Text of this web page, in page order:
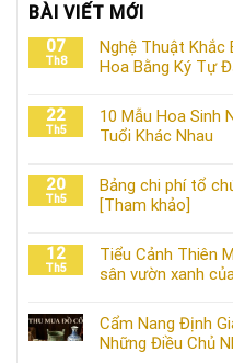
BÀI VIẾT MỚI
07
Th8
Nghệ Thuật Khắc
Hoa Bằng Ký Tự
22
Th5
10 Mẫu Hoa Sinh
Tuổi Khác Nhau
20
Th5
Bảng chi phí tổ
[Tham khảo]
12
Th5
Tiểu Cảnh Thiên
sân vườn xanh
Cẩm Nang Định
Những Điều Chủ